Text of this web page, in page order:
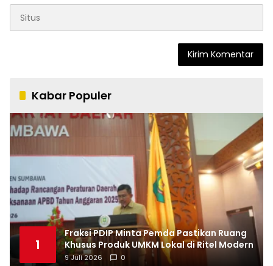
Kabar Populer
1
Fraksi PDIP Minta Pemda Pastikan Ruang
Khusus Produk UMKM Lokal di Ritel Modern
9 Juli 2026 0